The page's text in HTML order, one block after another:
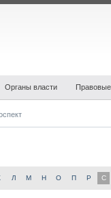
Органы власти
Л М Н О П Р С